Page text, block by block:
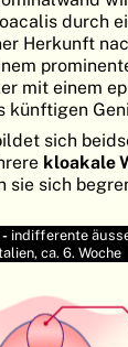
durch
Herkunft
mit einem
künftigen
sich
kloakale
sie sich
- indifferente
ca. 6. Woche